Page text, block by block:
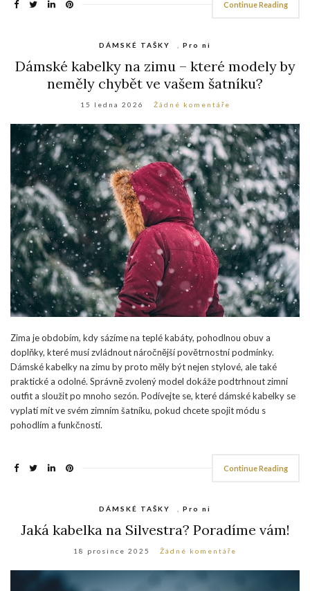
Continue Reading
DÁMSKÉ TAŠKY Pro ni
Dámské kabelky na zimu – které modely by
neměly chybět ve vašem šatníku?
15 ledna 2026 Žádné komentáře
Zima je obdobím, kdy sázíme na teplé kabáty, pohodlnou obuv a
doplňky, které musí zvládnout náročnější povětrnostní podmínky.
Dámské kabelky na zimu by proto měly být nejen stylové, ale také
praktické a odolné. Správně zvolený model dokáže podtrhnout zimní
outfit a sloužit po mnoho sezón. Podívejte se, které dámské kabelky se
vyplatí mít ve svém zimním šatníku, pokud chcete spojit módu s
pohodlím a funkčností.
Continue Reading
DÁMSKÉ TAŠKY , Pro ni
Jaká kabelka na Silvestra? Poradíme vám!
18 prosince 2025 Žádné komentáře